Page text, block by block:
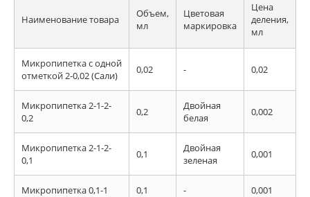
Наименование товара
Объем,
мл
Цветовая
маркировка
Цена
деления,
мл
Микропипетка с одной
отметкой 2-0,02 (Сали)
0,02 - 0,02
Микропипетка 2-1-2-
0,2
0,2
Двойная
белая
0,002
Микропипетка 2-1-2-
0,1
0,1
Двойная
зеленая
0,001
Микропипетка 0,1-1 0,1 - 0,001